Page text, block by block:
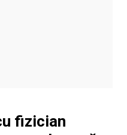
fizician